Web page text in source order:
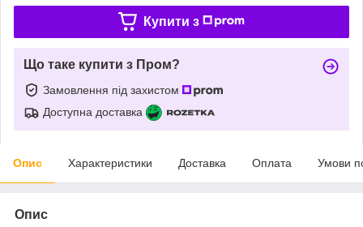
Купити з
Що таке купити з Пром?
Замовлення під захистом
Доступна доставка
Опис Характеристики Доставка Оплата Умови
Опис